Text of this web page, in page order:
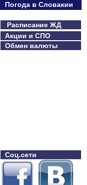
Погода в Словакии
Расписание ЖД
Акции и СПО
Обмен валюты
Соц.сети